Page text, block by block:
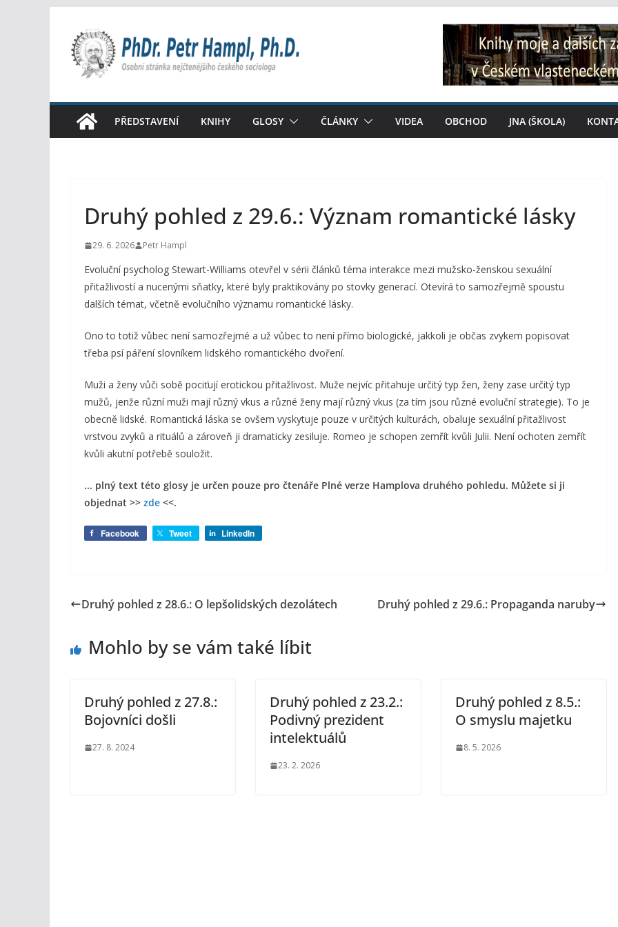
obsah
PŘEDSTAVENÍ KNIHY GLOSY ČLÁNKY VIDEA OBCHOD JNA (ŠKOLA)
Druhý pohled z 29.6.: Význam romantické lásky
29. 6. 2026 Petr Hampl
Evoluční psycholog Stewart-Williams otevřel v sérii článků téma interakce mezi mužsko-ženskou sexuální
přitažlivostí a nucenými sňatky, které byly praktikovány po stovky generací. Otevírá to samozřejmě spoustu
dalších témat, včetně evolučního významu romantické lásky.
Ono to totiž vůbec není samozřejmé a už vůbec to není přímo biologické, jakkoli je občas zvykem popisovat
třeba psí páření slovníkem lidského romantického dvoření.
Muži a ženy vůči sobě pociťují erotickou přitažlivost. Muže nejvíc přitahuje určitý typ žen, ženy zase určitý typ
mužů, jenže různí muži mají různý vkus a různé ženy mají různý vkus (za tím jsou různé evoluční strategie). To je
obecně lidské. Romantická láska se ovšem vyskytuje pouze v určitých kulturách, obaluje sexuální přitažlivost
vrstvou zvyků a rituálů a zároveň ji dramaticky zesiluje. Romeo je schopen zemřít kvůli Julii. Není ochoten zemřít
kvůli akutní potřebě souložit.
... plný text této glosy je určen pouze pro čtenáře Plné verze Hamplova druhého pohledu. Můžete si ji
objednat >> zde <<.
Facebook Tweet LinkedIn
Druhý pohled z 28.6.: O lepšolidských dezolátech Druhý pohled z 29.6.: Propaganda naruby
Mohlo by se vám také líbit
Druhý pohled z 27.8.:
Bojovníci došli
27. 8. 2024
Druhý pohled z 23.2.:
Podivný prezident
intelektuálů
23. 2. 2026
Druhý pohled z 8.5.:
O smyslu majetku
8. 5. 2026